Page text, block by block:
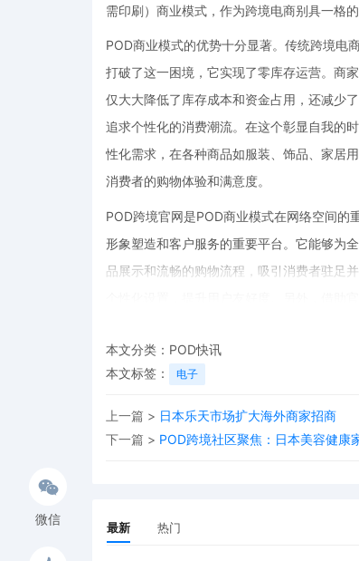
需印刷）商业模式，作为跨境电商别具一格
POD商业模式的优势十分显著。传统跨境电
打破了这一困境，它实现了零库存运营。商
仅大大降低了库存成本和资金占用，还减少
追求个性化的消费潮流。在这个彰显自我的
性化需求，在各种商品如服装、饰品、家居
消费者的购物体验和满意度。
POD跨境官网是POD商业模式在网络空间的
形象塑造和客户服务的重要平台。它能够为
品展示和流畅的购物流程，吸引消费者驻足
个性化设置，提升用户友好度。另外，借助
而POD电商平台对接则是扩大业务范围、提
POD商家能够快速拓宽销售渠道，接触到更
对接多个平台可以实现多元化的市场覆盖，
台通常拥有完善的物流配送体系、支付系统
加速向电动化和智能化转型，车用半导体市
微信
本文分类： POD快讯
本文标签：
电子
上一篇 > 日本乐天市场扩大海外商家招商
下一篇 > POD跨境社区聚焦：日本美容健康
最新 热门